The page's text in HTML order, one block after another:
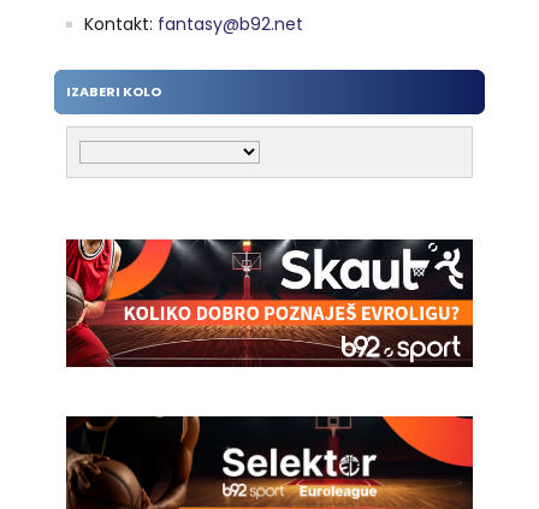
Kontakt: fantasy@b92.net
IZABERI KOLO